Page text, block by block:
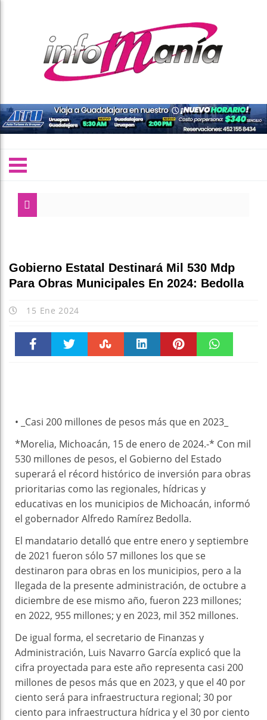
Gobierno Estatal Destinará Mil 530 Mdp
Para Obras Municipales En 2024: Bedolla
15 Ene 2024
• _Casi 200 millones de pesos más que en 2023_
*Morelia, Michoacán, 15 de enero de 2024.-* Con mil
530 millones de pesos, el Gobierno del Estado
superará el récord histórico de inversión para obras
prioritarias como las regionales, hídricas y
educativas en los municipios de Michoacán, informó
el gobernador Alfredo Ramírez Bedolla.
El mandatario detalló que entre enero y septiembre
de 2021 fueron sólo 57 millones los que se
destinaron para obras en los municipios, pero a la
llegada de la presente administración, de octubre a
diciembre de ese mismo año, fueron 223 millones;
en 2022, 955 millones; y en 2023, mil 352 millones.
De igual forma, el secretario de Finanzas y
Administración, Luis Navarro García explicó que la
cifra proyectada para este año representa casi 200
millones de pesos más que en 2023, y que el 40 por
ciento será para infraestructura regional; 30 por
ciento para infraestructura hídrica y el 30 por ciento